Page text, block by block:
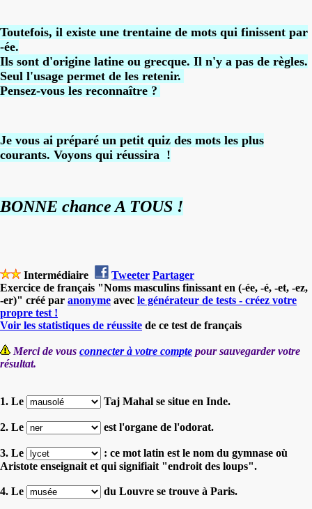
Toutefois, il existe une trentaine de mots qui finissent par
-ée.
Ils sont d'origine latine ou grecque. Il n'y a pas de règles.
Seul l'usage permet de les retenir.
Pensez-vous les reconnaître ?
Je vous ai préparé un petit quiz des mots les plus
courants. Voyons qui réussira !
BONNE chance A TOUS !
Intermédiaire Tweeter Partager
Exercice de français "Noms masculins finissant en (-ée, -é, -et, -ez,
-er)" créé par anonyme avec le générateur de tests - créez votre
propre test !
Voir les statistiques de réussite de ce test de français
Merci de vous connecter à votre compte pour sauvegarder votre
résultat.
1. Le Taj Mahal se situe en Inde.
2. Le est l'organe de l'odorat.
3. Le
: ce mot latin est le nom du gymnase où
Aristote enseignait et qui signifiait "endroit des loups".
4. Le du Louvre se trouve à Paris.